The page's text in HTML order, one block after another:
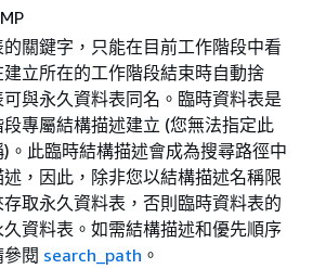
關鍵字，只能在目前工作階段中看
建立所在的工作階段結束時自動捨
與永久資料表同名。臨時資料表是
專屬結構描述建立 (您無法指定此
。此臨時結構描述會成為搜尋路徑中
，因此，除非您以結構描述名稱限
取永久資料表，否則臨時資料表的
資料表。如需結構描述和優先順序
閱 search_path 。